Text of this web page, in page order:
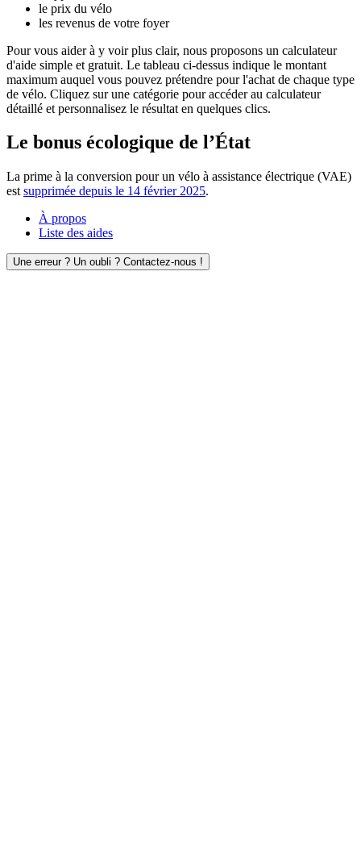
le prix du vélo
les revenus de votre foyer
Pour vous aider à y voir plus clair, nous proposons un calculateur
d'aide simple et gratuit. Le tableau ci-dessus indique le montant
maximum auquel vous pouvez prétendre pour l'achat de chaque type
de vélo. Cliquez sur une catégorie pour accéder au calculateur
détaillé et personnalisez le résultat en quelques clics.
Le bonus écologique de l’État
La prime à la conversion pour un vélo à assistance électrique (VAE)
est supprimée depuis le 14 février 2025.
À propos
Liste des aides
Une erreur ? Un oubli ? Contactez-nous !